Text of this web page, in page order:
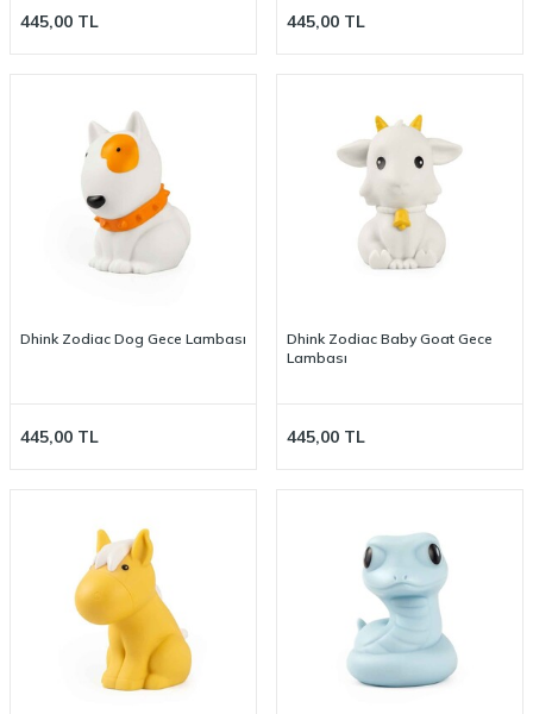
445,00 TL 445,00 TL
Dhink Zodiac Dog Gece Lambası
445,00 TL
Dhink Zodiac Baby Goat Gece
Lambası
445,00 TL